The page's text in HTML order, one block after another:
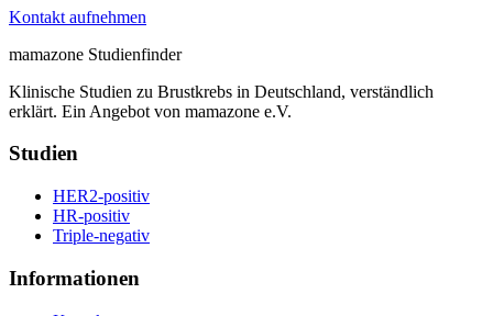
Kontakt aufnehmen
mamazone Studienfinder
Klinische Studien zu Brustkrebs in Deutschland, verständlich
erklärt. Ein Angebot von mamazone e.V.
Studien
HER2-positiv
HR-positiv
Triple-negativ
Informationen